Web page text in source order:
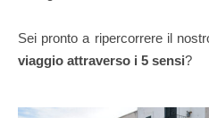
Sei pronto a ripercorrere il
viaggio attraverso i 5 sensi?